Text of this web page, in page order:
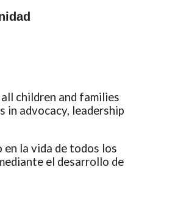
children and families
in advocacy, leadership
la vida de todos los
el desarrollo de